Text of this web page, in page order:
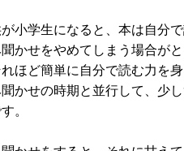
小学生になると、本は自分
かせをやめてしまう場合が
ほど簡単に自分で読む力を
かせの時期と並行して、少
。